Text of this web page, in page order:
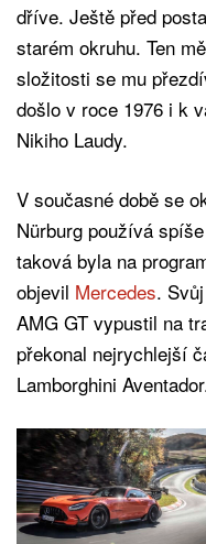
dříve. Ještě před
starém okruhu. Ten
složitosti se mu
došlo v roce 1976 i k
Nikiho Laudy.
V současné době se
Nürburg používá
taková byla na
objevil Mercedes.
AMG GT vypustil na
překonal nejrychlejší
Lamborghini